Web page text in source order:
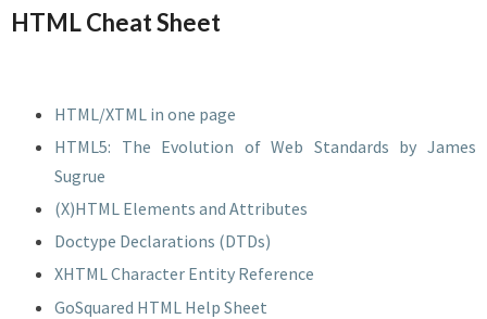
HTML Cheat Sheet
HTML/XTML in one page
HTML5: The Evolution of Web Standards by James
Sugrue
(X)HTML Elements and Attributes
Doctype Declarations (DTDs)
XHTML Character Entity Reference
GoSquared HTML Help Sheet